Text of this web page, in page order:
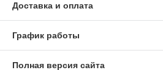
Доставка и оплата
График работы
Полная версия сайта